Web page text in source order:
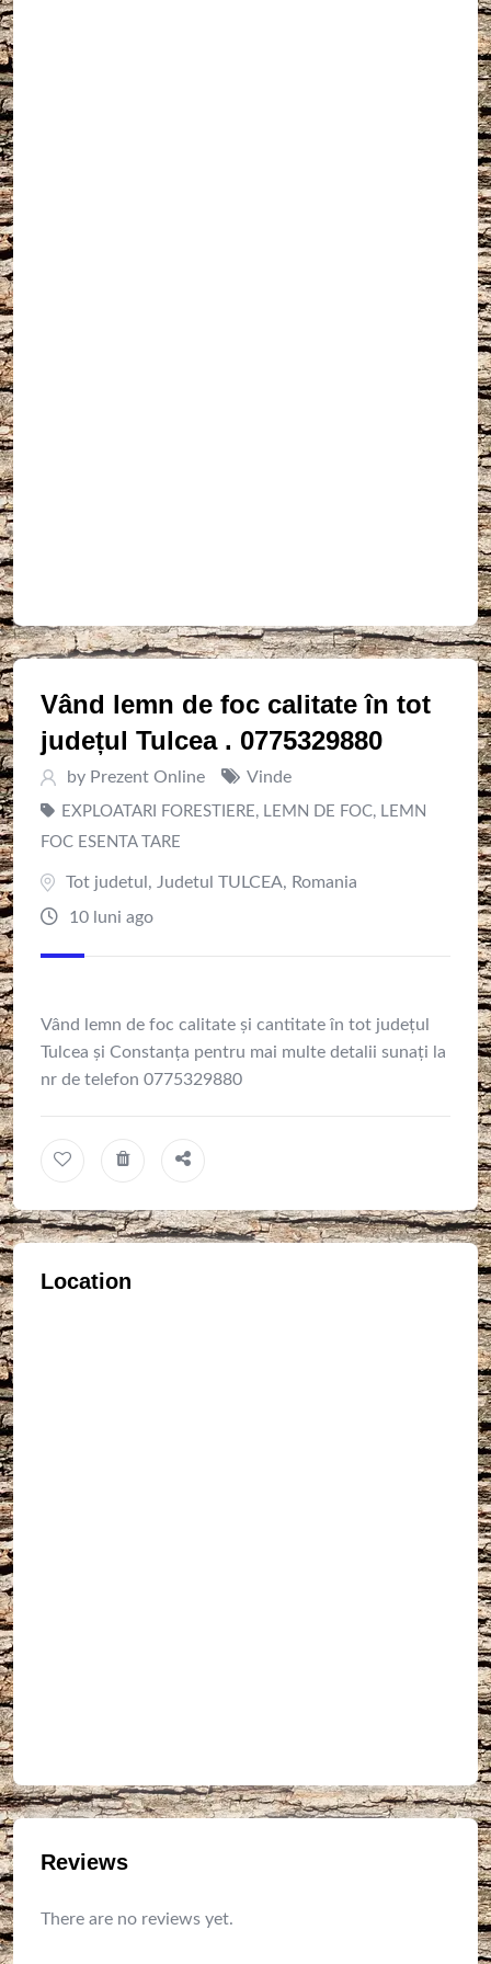
Vând lemn de foc calitate în tot
județul Tulcea . 0775329880
by Prezent Online Vinde
EXPLOATARI FORESTIERE, LEMN DE FOC, LEMN
FOC ESENTA TARE
Tot judetul , Judetul TULCEA, Romania
10 luni ago
Vând lemn de foc calitate și cantitate în tot județul
Tulcea și Constanța pentru mai multe detalii sunați la
nr de telefon 0775329880
Location
Reviews
There are no reviews yet.